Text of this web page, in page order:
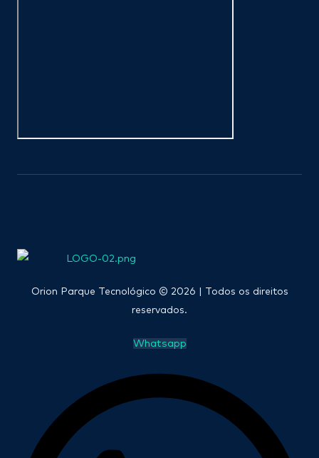
Orion Parque Tecnológico © 2026 | Todos os direitos
reservados.
Whatsapp